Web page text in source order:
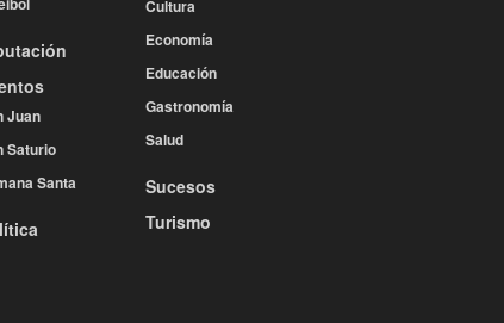
Juan
Saturio
Santa
Cultura
Economía
Educación
Gastronomía
Salud
Sucesos
Turismo